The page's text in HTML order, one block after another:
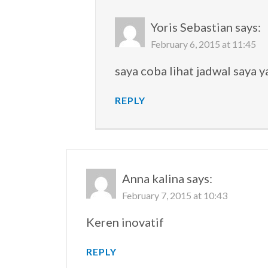
Yoris Sebastian says:
February 6, 2015 at 11:45
saya coba lihat jadwal saya
REPLY
Anna kalina says:
February 7, 2015 at 10:43
Keren inovatif
REPLY